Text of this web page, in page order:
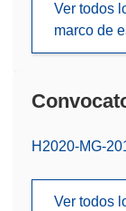
Ver todos
marco de
(se
H2020-MG-
Ver todos